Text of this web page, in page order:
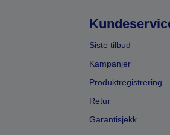
Siste tilbud
Kampanjer
Produktregistrering
Retur
Garantisjekk